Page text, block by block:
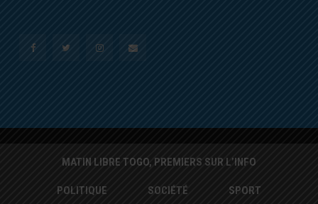
MATIN LIBRE TOGO, PREMIERS SUR L’INFO
POLITIQUE SOCIÉTÉ SPORT